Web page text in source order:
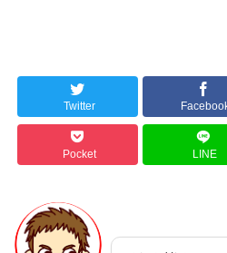
Twitter
Pocket LINE